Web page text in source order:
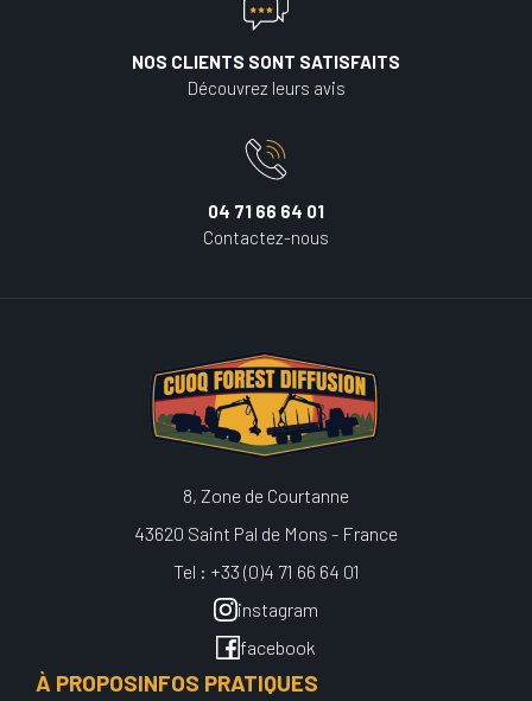
NOS CLIENTS SONT SATISFAITS
Découvrez leurs avis
04 71 66 64 01
Contactez-nous
8, Zone de Courtanne
43620 Saint Pal de Mons - France
Tel : +33 (0)4 71 66 64 01
instagram
facebook
À PROPOSINFOS PRATIQUES